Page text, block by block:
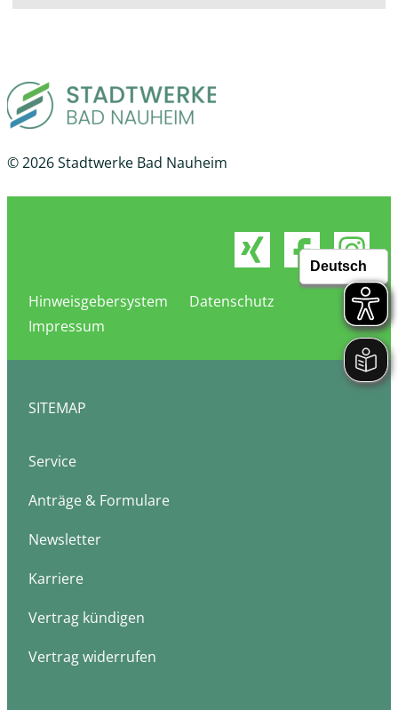
© 2026 Stadtwerke Bad Nauheim
Hinweisgebersystem
Datenschutz
Impressum
SITEMAP
Service
Anträge & Formulare
Newsletter
Karriere
Vertrag kündigen
Vertrag widerrufen